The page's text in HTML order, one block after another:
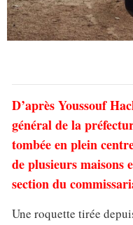
D’après Youssouf
général de la
tombée en plein
de plusieurs maisons
section du
Une roquette tirée